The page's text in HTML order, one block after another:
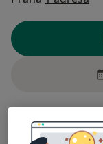
Ceník